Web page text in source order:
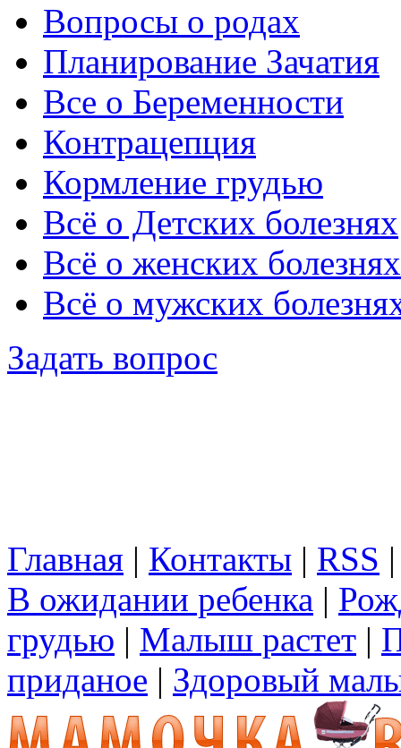
Вопросы о родах
Планирование Зачатия
Все о Беременности
Контрацепция
Кормление грудью
Всё о Детских болезнях
Всё о женских болезнях
Всё о мужских
Задать вопрос
Главная | Контакты | RSS
В ожидании ребенка |
грудью | Малыш растет |
приданое | Здоровый